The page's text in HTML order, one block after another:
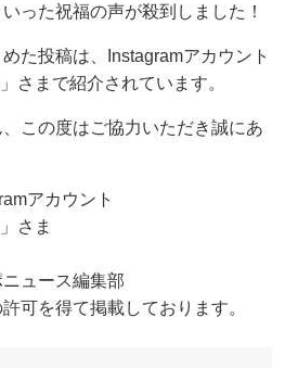
った祝福の声が殺到しました！
た投稿は、Instagramアカウント
さまで紹介されています。
この度はご協力いただき誠にあ
アカウント
さま
ュース編集部
可を得て掲載しております。